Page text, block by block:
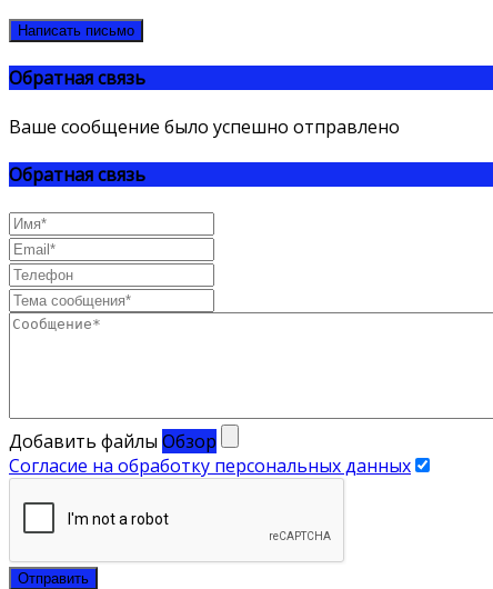
Написать письмо
Обратная связь
Ваше сообщение было успешно отправлено
Обратная связь
Добавить файлы Обзор
Согласие на обработку персональных данных
Отправить